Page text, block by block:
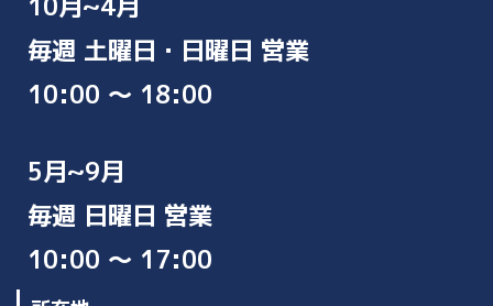
毎週 土曜日・日曜日 営業
10:00 ～ 18:00
5月~9月
毎週 日曜日 営業
10:00 ～ 17:00